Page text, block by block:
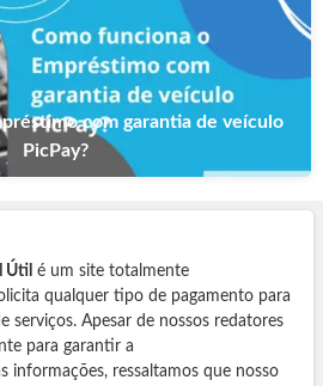
com garantia de veículo
PicPay?
Útil é um site totalmente
qualquer tipo de pagamento para
serviços. Apesar de nossos redatores
para garantir a
informações, ressaltamos que nosso